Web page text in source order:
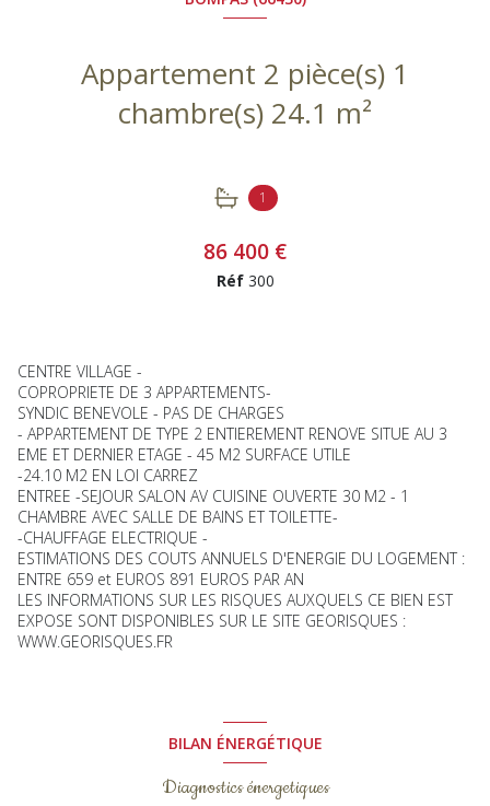
Appartement 2 pièce(s) 1
chambre(s) 24.1 m²
1
86 400 €
Réf 300
CENTRE VILLAGE -
COPROPRIETE DE 3 APPARTEMENTS-
SYNDIC BENEVOLE - PAS DE CHARGES
- APPARTEMENT DE TYPE 2 ENTIEREMENT RENOVE SITUE AU 3
EME ET DERNIER ETAGE - 45 M2 SURFACE UTILE
-24.10 M2 EN LOI CARREZ
ENTREE -SEJOUR SALON AV CUISINE OUVERTE 30 M2 - 1
CHAMBRE AVEC SALLE DE BAINS ET TOILETTE-
-CHAUFFAGE ELECTRIQUE -
ESTIMATIONS DES COUTS ANNUELS D'ENERGIE DU LOGEMENT :
ENTRE 659 et EUROS 891 EUROS PAR AN
LES INFORMATIONS SUR LES RISQUES AUXQUELS CE BIEN EST
EXPOSE SONT DISPONIBLES SUR LE SITE GEORISQUES :
WWW.GEORISQUES.FR
BILAN ÉNERGÉTIQUE
Diagnostics énergetiques